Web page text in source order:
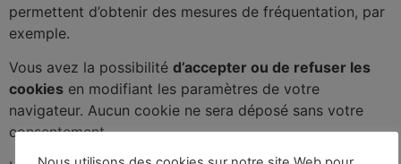
permettent d’obtenir des mesures de fréquentation, par
exemple.
Vous avez la possibilité d’accepter ou de refuser les
cookies en modifiant les paramètres de votre
navigateur. Aucun cookie ne sera déposé sans votre
consentement.